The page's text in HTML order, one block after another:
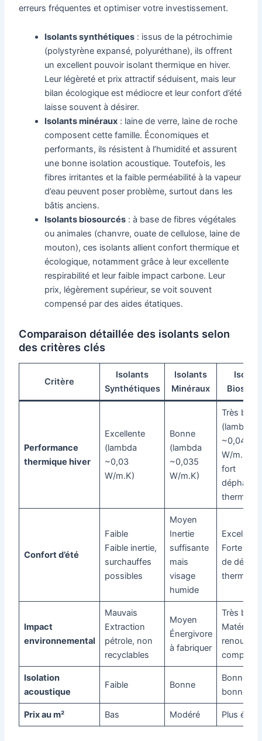
erreurs fréquentes et optimiser votre investissement.
Isolants synthétiques : issus de la pétrochimie
(polystyrène expansé, polyuréthane), ils offrent
un excellent pouvoir isolant thermique en hiver.
Leur légèreté et prix attractif séduisent, mais leur
bilan écologique est médiocre et leur confort d’été
laisse souvent à désirer.
Isolants minéraux : laine de verre, laine de roche
composent cette famille. Économiques et
performants, ils résistent à l’humidité et assurent
une bonne isolation acoustique. Toutefois, les
fibres irritantes et la faible perméabilité à la vapeur
d’eau peuvent poser problème, surtout dans les
bâtis anciens.
Isolants biosourcés : à base de fibres végétales
ou animales (chanvre, ouate de cellulose, laine de
mouton), ces isolants allient confort thermique et
écologique, notamment grâce à leur excellente
respirabilité et leur faible impact carbone. Leur
prix, légèrement supérieur, se voit souvent
compensé par des aides étatiques.
Comparaison détaillée des isolants selon
des critères clés
Critère
Isolants
Synthétiques
Isolants
Minéraux
Performance
thermique hiver
Excellente
(lambda
~0,03
W/m.K)
Bonne
(lambda
~0,035
W/m.K)
Très
(lambda
~0,04
W/m.K),
fort
thermique
Confort d’été
Faible
Faible inertie,
surchauffes
possibles
Moyen
Inertie
suffisante
mais
visage
humide
Excellent
Forte
de
thermique
Impact
environnemental
Mauvais
Extraction
pétrole, non
recyclables
Moyen
Énergivore
à fabriquer
Très bon
Matériaux
Isolation
acoustique
Faible Bonne
Bonne à
bonne
Prix au m² Bas Modéré Plus élevé